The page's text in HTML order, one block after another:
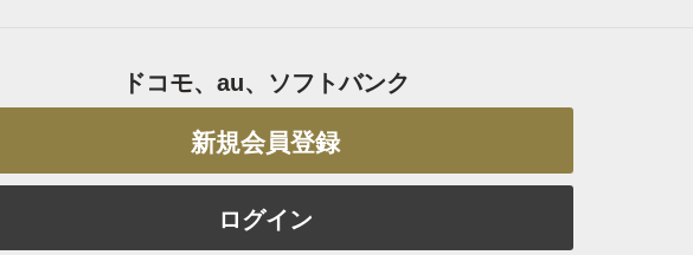
ドコモ、au、ソフトバンク
新規会員登録
ログイン